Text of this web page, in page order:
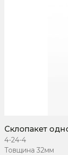
Склопакет
4-24-4
Товщина 32мм